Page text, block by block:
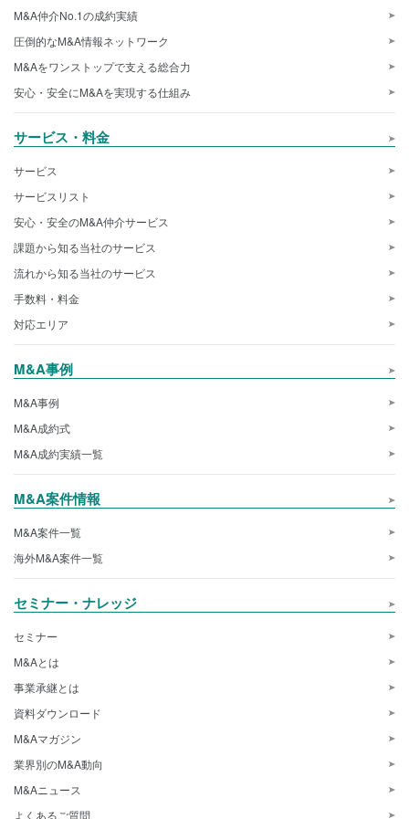
M&A仲介No.1の成約実績
圧倒的なM&A情報ネットワーク
M&Aをワンストップで支える総合力
安心・安全にM&Aを実現する仕組み
サービス・料金
サービス
サービスリスト
安心・安全のM&A仲介サービス
課題から知る当社のサービス
流れから知る当社のサービス
手数料・料金
対応エリア
M&A事例
M&A事例
M&A成約式
M&A成約実績一覧
M&A案件情報
M&A案件一覧
海外M&A案件一覧
セミナー・ナレッジ
セミナー
M&Aとは
事業承継とは
資料ダウンロード
M&Aマガジン
業界別のM&A動向
M&Aニュース
よくあるご質問